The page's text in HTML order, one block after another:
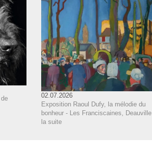
02.07.2026
Exposition Raoul Dufy, la mélodie du
bonheur - Les Franciscaines, Deauville
la suite